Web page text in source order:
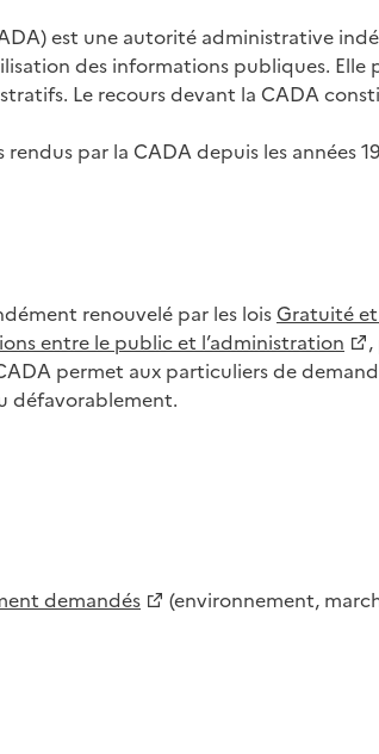
est une autorité administrative
des informations publiques. Elle
Le recours devant la CADA
par la CADA depuis les années
renouvelé par les loisGratuité
entre le public et l’administration
permet aux particuliers de
défavorablement.
demandés
(environnement,